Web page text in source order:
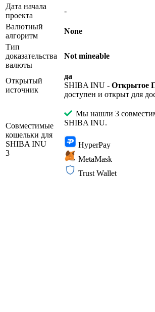
Дата начала
проекта
-
Валютный
алгоритм
None
Тип
доказательства
валюты
Not mineable
Открытый
источник
да
SHIBA INU - Открытое
доступен и открыт для
Совместимые
кошельки для
SHIBA INU
3
Мы нашли 3
SHIBA INU.
HyperPay
MetaMask
Trust Wallet